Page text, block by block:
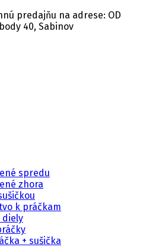
predajňu na adrese: OD
40, Sabinov
spredu
zhora
k práčkam
diely
+ sušička